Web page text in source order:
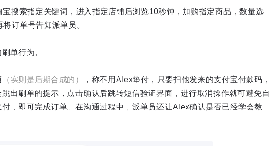
搜索指定关键词，进入指定店铺后浏览10秒钟，加购指定商品，数量选
订单号告知派单员。
单行为。
（实则是后期合成的）
，称不用Alex垫付，只要扫他发来的支付宝付款码，
出刷单的提示，点击确认后跳转短信验证界面，进行取消操作就可避免自
，即可完成订单。在沟通过程中，派单员还让Alex确认是否已经学会教